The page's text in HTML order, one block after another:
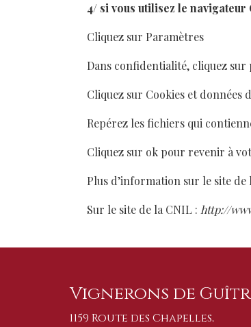
4/ si vous utilisez le navigateur
Cliquez sur Paramètres
Dans confidentialité, cliquez
Cliquez sur Cookies et données
Repérez les fichiers qui
Cliquez sur ok pour revenir à
Plus d’information sur le site de
Sur le site de la CNIL : http://
Vignerons de
1159 Route des Chapelles,